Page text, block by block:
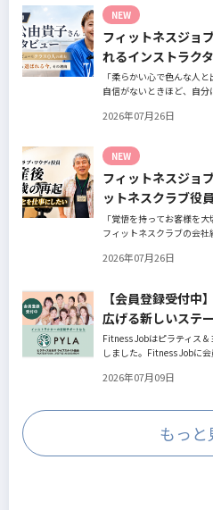
NEW
フィットネスジョ
れるインストラク
「柔らかい心で色んな人
自信がないときほど、自
そんな風に自分だけでは思
さん。選ばれるインストラ
行動とは？
2026年07月26日
NEW
フィットネスジョ
ットネスクラブ役
立～
「覚悟を持ってお客様を大
フィットネスクラブの会
たパーソナルジム「ファン
フィットネスクラブのキ
する仕組みだろうか！？
との絆を築き上げた秘訣と
2026年07月26日
【会員登録受付中
広げる新しいステ
Fitness Jobはピラティス
しました。Fitness Jobに
していきます。
2026年07月09日
もっと